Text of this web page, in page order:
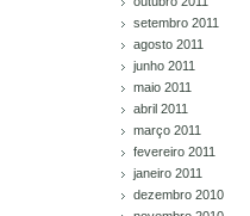
setembro 2011
agosto 2011
junho 2011
maio 2011
abril 2011
março 2011
fevereiro 2011
janeiro 2011
dezembro 2010